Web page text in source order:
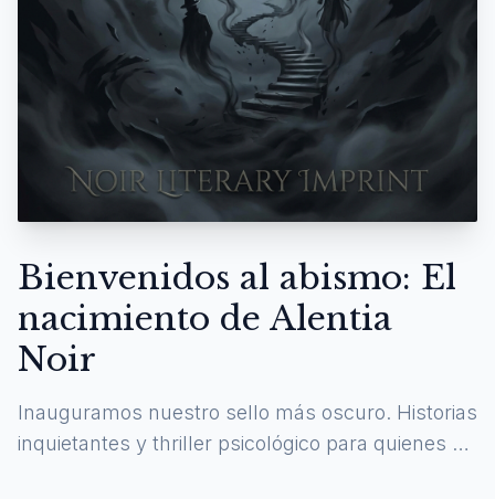
Bienvenidos al abismo: El
nacimiento de Alentia
Noir
Inauguramos nuestro sello más oscuro. Historias
inquietantes y thriller psicológico para quienes se